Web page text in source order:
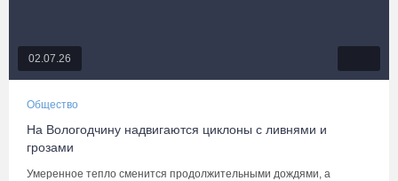
02.07.26
Общество
На Вологодчину надвигаются циклоны с ливнями и
грозами
Умеренное тепло сменится продолжительными дождями, а